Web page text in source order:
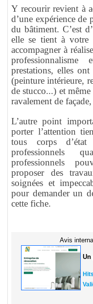
Y recourir revient à
d’une expérience de
du bâtiment. C’est
elle se tient à votre
accompagner à
prestations, elles
(peinture intérieure,
de stucco...) et
ravalement de
L’autre point
porter l’attention
tous corps
professionnels
professionnels
proposer des
soignées et
pour demander un
cette fiche.
Avis
Un
Hits